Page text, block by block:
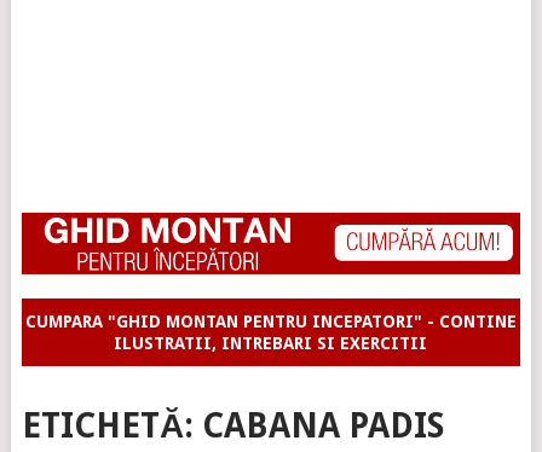
CUMPARA "GHID MONTAN PENTRU INCEPATORI" - CONTINE
ILUSTRATII, INTREBARI SI EXERCITII
ETICHETĂ: CABANA PADIS